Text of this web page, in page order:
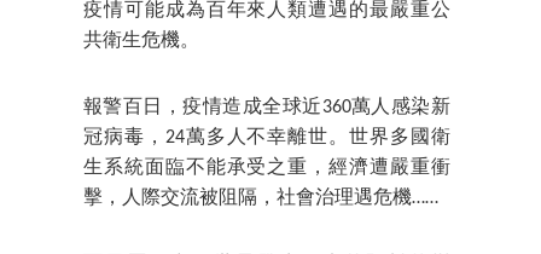
疫情可能成為百年來人類遭遇的最嚴重公
共衛生危機。
報警百日，疫情造成全球近360萬人感染新
冠病毒，24萬多人不幸離世。世界多國衛
生系統面臨不能承受之重，經濟遭嚴重衝
擊，人際交流被阻隔，社會治理遇危機……